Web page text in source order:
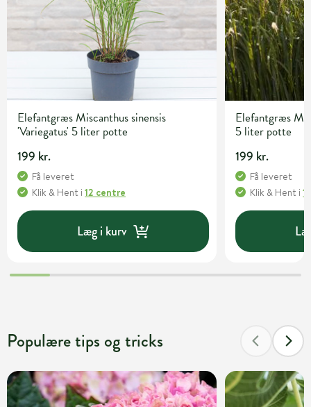
Elefantgræs Miscanthus sinensis
'Variegatus' 5 liter potte
199 kr.
Få leveret
Klik & Hent i 12 centre
Læg i kurv
Elefantgræs
5 liter potte
199 kr.
Få leveret
Klik & Hent i
Populære tips og tricks